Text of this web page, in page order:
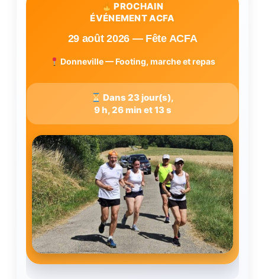
PROCHAIN
ÉVÉNEMENT ACFA
29 août 2026 — Fête ACFA
Donneville — Footing, marche et repas
Dans 23 jour(s),
9 h, 26 min et 13 s